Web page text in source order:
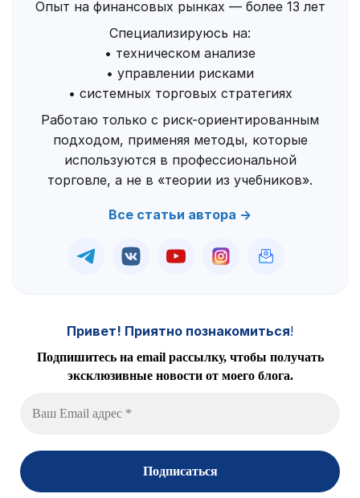
Опыт на финансовых рынках — более 13 лет
Специализируюсь на:
• техническом анализе
• управлении рисками
• системных торговых стратегиях
Работаю только с риск-ориентированным
подходом, применяя методы, которые
используются в профессиональной
торговле, а не в «теории из учебников».
Все статьи автора →
Привет! Приятно познакомиться!
Подпишитесь на email рассылку, чтобы получать
эксклюзивные новости от моего блога.